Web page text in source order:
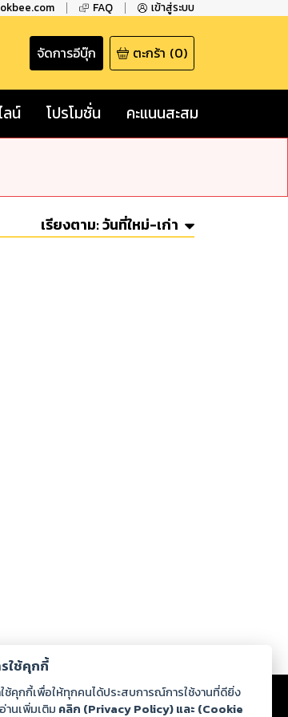
FAQ เข้าสู่ระบบ
จัดการอีบุ๊ก ตะกร้า (0)
น์ โปรโมชั่น คะแนนสะสม
เรียงตาม:วันที่ใหม่-เก่า
มงานกับเรา ดาวน์โหลด
ใช้คุกกี้
ใช้คุกกี้เพื่อให้ทุกคนได้ประสบการณ์การใช้งานที่ดียิ่ง
านเพิ่มเติม คลิก (Privacy Policy) และ (Cookie